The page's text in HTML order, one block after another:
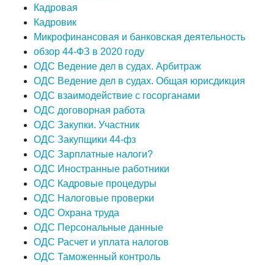
Кадровая
Кадровик
Микрофинансовая и банковская деятельность
обзор 44-ФЗ в 2020 году
ОДС Ведение дел в судах. Арбитраж
ОДС Ведение дел в судах. Общая юрисдикция
ОДС взаимодействие с госорганами
ОДС договорная работа
ОДС Закупки. Участник
ОДС Закупщики 44-фз
ОДС Зарплатные налоги?
ОДС Иностранные работники
ОДС Кадровые процедуры
ОДС Налоговые проверки
ОДС Охрана труда
ОДС Персональные данные
ОДС Расчет и уплата налогов
ОДС Таможенный контроль